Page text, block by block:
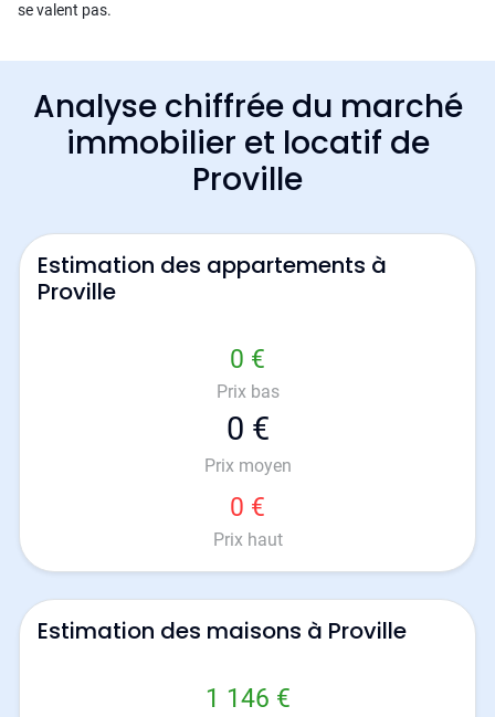
se valent pas.
Analyse chiffrée du marché
immobilier et locatif de
Proville
Estimation des appartements à
Proville
0 €
Prix bas
0 €
Prix moyen
0 €
Prix haut
Estimation des maisons à Proville
1 146 €